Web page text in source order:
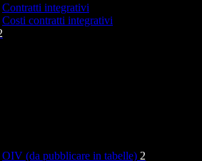
Contratti integrativi
Costi contratti integrativi
OIV (da pubblicare in tabelle) 2